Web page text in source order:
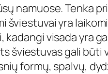
namuose. Tenka
šviestuvai yra
visada yra
šviestuvas gali būti
formų, spalvų,